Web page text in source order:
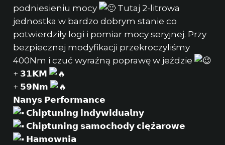
podniesieniu mocy
Tutaj 2-litrowa
jednostka w bardzo dobrym stanie co
potwierdziły logi i pomiar mocy seryjnej. Przy
bezpiecznej modyfikacji przekroczyliśmy
400Nm i czuć wyraźną poprawę w jeździe
+ 𝟯𝟭𝗞𝗠
+ 𝟱𝟵𝗡𝗺
𝗡𝗮𝗻𝘆𝘀 𝗣𝗲𝗿𝗳𝗼𝗿𝗺𝗮𝗻𝗰𝗲
𝗖𝗵𝗶𝗽𝘁𝘂𝗻𝗶𝗻𝗴 𝗶𝗻𝗱𝘆𝘄𝗶𝗱𝘂𝗮𝗹𝗻𝘆
𝗖𝗵𝗶𝗽𝘁𝘂𝗻𝗶𝗻𝗴 𝘀𝗮𝗺𝗼𝗰𝗵𝗼𝗱𝘆 𝗰𝗶𝗲̨𝘇̇𝗮𝗿𝗼𝘄𝗲
𝗛𝗮𝗺𝗼𝘄𝗻𝗶𝗮